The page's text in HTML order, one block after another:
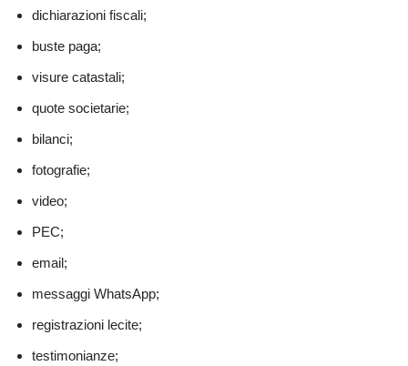
dichiarazioni fiscali;
buste paga;
visure catastali;
quote societarie;
bilanci;
fotografie;
video;
PEC;
email;
messaggi WhatsApp;
registrazioni lecite;
testimonianze;